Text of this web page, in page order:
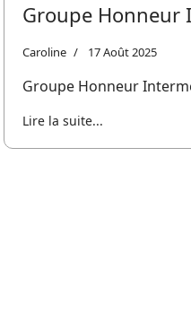
Groupe Honneur
Caroline 17 Août 2025
Groupe Honneur
Lire la suite...